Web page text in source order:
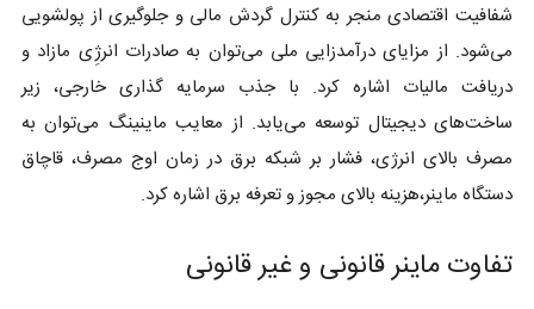
شفافیت اقتصادی منجر به کنترل گردش مالی و جلوگیری از پولشویی
می‌شود. از مزایای درآمدزایی ملی می‌توان به صادرات انرژِی مازاد و
دریافت مالیات اشاره کرد. با جذب سرمایه گذاری خارجی، زیر
ساخت‌های دیجیتال توسعه می‌یابد. از معایب ماینینگ می‌توان به
مصرف بالای انرژی، فشار بر شبکه برق در زمان اوج مصرف، قاچاق
دستگاه ماینر،هزینه بالای مجوز و تعرفه برق اشاره کرد.
تفاوت ماینر قانونی و غیر قانونی